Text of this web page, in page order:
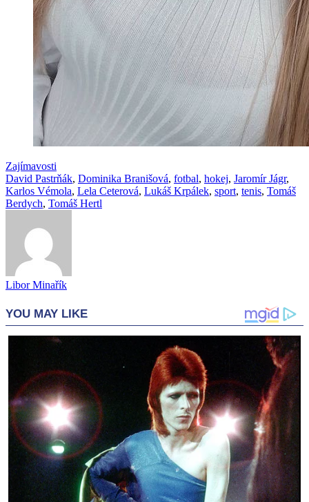
Zajímavosti
David Pastrňák, Dominika Branišová, fotbal, hokej, Jaromír Jágr,
Karlos Vémola, Lela Ceterová, Lukáš Krpálek, sport, tenis, Tomáš
Berdych, Tomáš Hertl
Libor Minařík